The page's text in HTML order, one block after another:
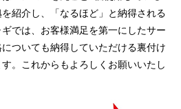
紹介し、「なるほど」と納得される
では、お客様満足を第一にしたサー
ついても納得していただける裏付け
。これからもよろしくお願いいたし